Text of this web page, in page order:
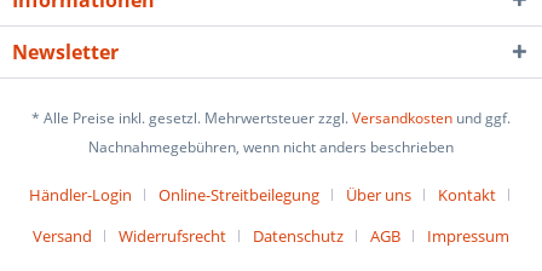
Newsletter
* Alle Preise inkl. gesetzl. Mehrwertsteuer zzgl.Versandkosten und ggf.
Nachnahmegebühren, wenn nicht anders beschrieben
Händler-Login Online-Streitbeilegung Über uns
Kontakt
Versand
Widerrufsrecht Datenschutz AGB Impressum